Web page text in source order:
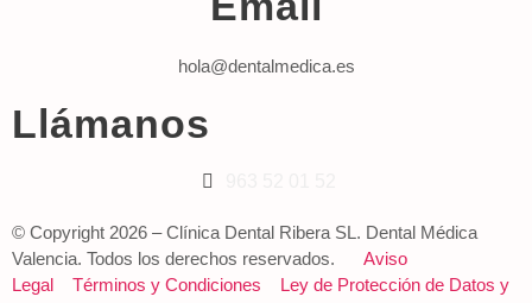
hola@dentalmedica.es
Llámanos
© Copyright 2026 – Clínica Dental Ribera SL. Dental Médica
Valencia. Todos los derechos reservados. Aviso
Legal
Términos y Condiciones
Ley de Protección de Datos y